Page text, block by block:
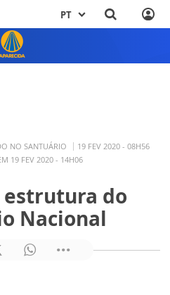
PT
NO SANTUÁRIO
19 FEV 2020 - 08H56
19 FEV 2020 - 14H06
estrutura do
Nacional